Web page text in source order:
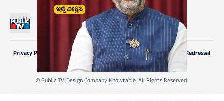
© Public TV. Design Company Knowtable. All Rights Reserved.
Privacy Policy CSR-Policy Terms of Service
Complaints Redressal
Terms and Conditions
Contact